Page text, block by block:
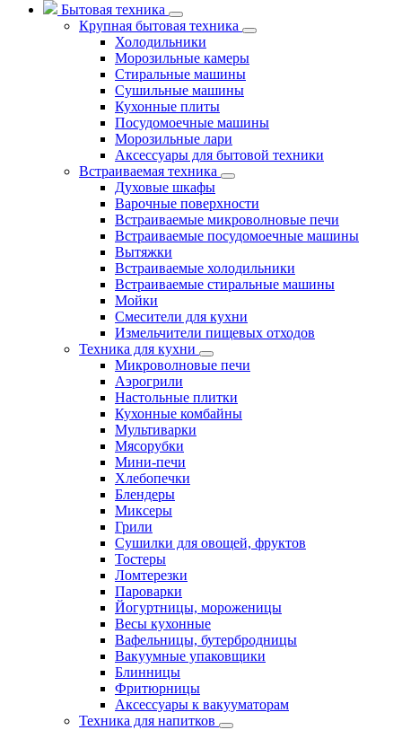
Бытовая техника
Крупная бытовая техника
Холодильники
Морозильные камеры
Стиральные машины
Сушильные машины
Кухонные плиты
Посудомоечные машины
Морозильные лари
Аксессуары для бытовой техники
Встраиваемая техника
Духовые шкафы
Варочные поверхности
Встраиваемые микроволновые печи
Встраиваемые посудомоечные машины
Вытяжки
Встраиваемые холодильники
Встраиваемые стиральные машины
Мойки
Смесители для кухни
Измельчители пищевых отходов
Техника для кухни
Микроволновые печи
Аэрогрили
Настольные плитки
Кухонные комбайны
Мультиварки
Мясорубки
Мини-печи
Хлебопечки
Блендеры
Миксеры
Грили
Сушилки для овощей, фруктов
Тостеры
Ломтерезки
Пароварки
Йогуртницы, мороженицы
Весы кухонные
Вафельницы, бутербродницы
Вакуумные упаковщики
Блинницы
Фритюрницы
Аксессуары к вакууматорам
Техника для напитков